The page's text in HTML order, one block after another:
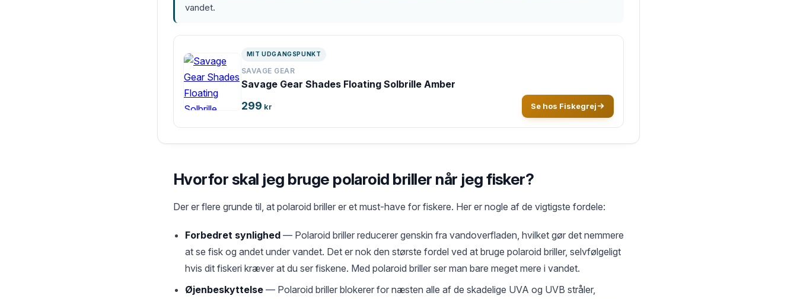
vandet.
MIT UDGANGSPUNKT
SAVAGE GEAR
Savage Gear Shades Floating Solbrille Amber
299 kr Se hos Fiskegrej
Hvorfor skal jeg bruge polaroid briller når jeg fisker?
Der er flere grunde til, at polaroid briller er et must-have for fiskere. Her er nogle af de vigtigste fordele:
Forbedret synlighed — Polaroid briller reducerer genskin fra vandoverfladen, hvilket gør det nemmere
at se fisk og andet under vandet. Det er nok den største fordel ved at bruge polaroid briller, selvfølgeligt
hvis dit fiskeri kræver at du ser fiskene. Med polaroid briller ser man bare meget mere i vandet.
Øjenbeskyttelse — Polaroid briller blokerer for næsten alle af de skadelige UVA og UVB stråler,